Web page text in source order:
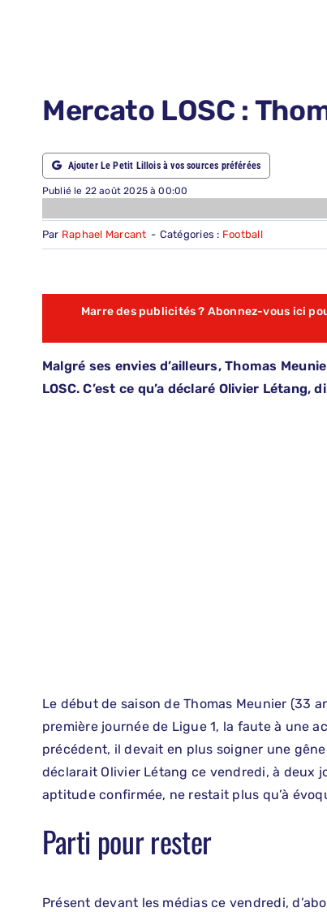
RECHERCHER:
Mercato LOSC :
Ajouter Le Petit Lillois à vos sources préférées
Publié le 22 août 2025 à 00:00
Par Raphael Marcant - Catégories : Football
Marre des publicités ? Abonnez-vous ici
Malgré ses envies d’ailleurs, Thomas
LOSC. C’est ce qu’a déclaré Olivier
Le début de saison de Thomas Meunier (33
première journée de Ligue 1, la faute à une
précédent, il devait en plus soigner une
déclarait Olivier Létang ce vendredi, à deux
aptitude confirmée, ne restait plus qu’à
Parti pour rester
Présent devant les médias ce vendredi,